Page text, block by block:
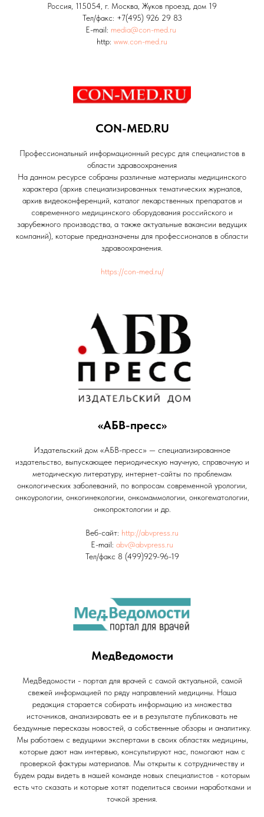
Россия, 115054, г. Москва, Жуков проезд, дом 19
Тел/факс: +7(495) 926 29 83
E-mail: media@con-med.ru
http: www.con-med.ru
CON-MED.RU
Профессиональный информационный ресурс для специалистов в
области здравоохранения
На данном ресурсе собраны различные материалы медицинского
характера (архив специализированных тематических журналов,
архив видеоконференций, каталог лекарственных препаратов и
современного медицинского оборудования российского и
зарубежного производства, а также актуальные вакансии ведущих
компаний), которые предназначены для профессионалов в области
здравоохранения.
https://con-med.ru/
«АБВ-пресс»
Издательский дом «АБВ-пресс» — специализированное
издательство, выпускающее периодическую научную, справочную и
методическую литературу, интернет-сайты по проблемам
онкологических заболеваний, по вопросам современной урологии,
онкоурологии, онкогинекологии, онкомаммологии, онкогематологии,
онкопроктологии и др.
Веб-сайт: http://abvpress.ru
E-mail: abv@abvpress.ru
Тел/факс 8 (499)929-96-19
МедВедомости
МедВедомости - портал для врачей с самой актуальной, самой
свежей информацией по ряду направлений медицины. Наша
редакция старается собирать информацию из множества
источников, анализировать ее и в результате публиковать не
бездумные пересказы новостей, а собственные обзоры и аналитику.
Мы работаем с ведущими экспертами в своих областях медицины,
которые дают нам интервью, консультируют нас, помогают нам с
проверкой фактуры материалов. Мы открыты к сотрудничеству и
будем рады видеть в нашей команде новых специалистов - которым
есть что сказать и которые хотят поделиться своими наработками и
точкой зрения.